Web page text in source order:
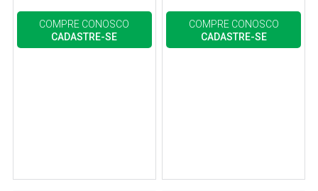
COMPRE CONOSCO
CADASTRE-SE
COMPRE CONOSCO
CADASTRE-SE